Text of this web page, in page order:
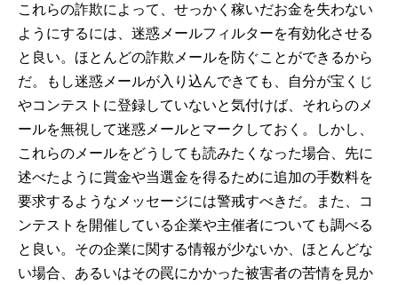
これらの詐欺によって、せっかく稼いだお金を失わない
ようにするには、迷惑メールフィルターを有効化させる
と良い。ほとんどの詐欺メールを防ぐことができるから
だ。もし迷惑メールが入り込んできても、自分が宝くじ
やコンテストに登録していないと気付けば、それらのメ
ールを無視して迷惑メールとマークしておく。しかし、
これらのメールをどうしても読みたくなった場合、先に
述べたように賞金や当選金を得るために追加の手数料を
要求するようなメッセージには警戒すべきだ。また、コ
ンテストを開催している企業や主催者についても調べる
と良い。その企業に関する情報が少ないか、ほとんどな
い場合、あるいはその罠にかかった被害者の苦情を見か